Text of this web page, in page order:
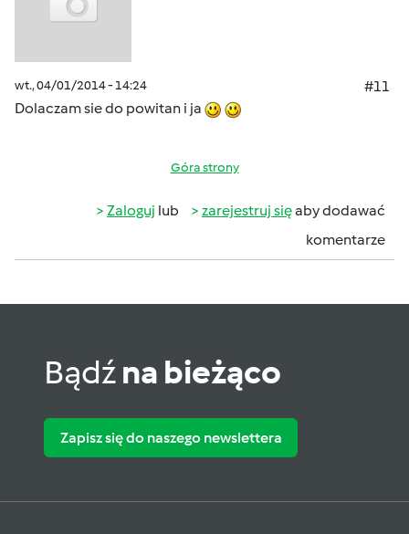
wt., 04/01/2014 - 14:24
#11
Dolaczam sie do powitan i ja
Góra strony
Zaloguj lub zarejestruj sięaby dodawać
komentarze
Bądźna bieżąco
Zapisz się do naszego newslettera